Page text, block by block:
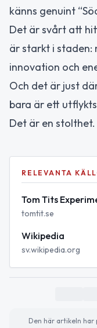
känns genuint
Det är svårt att
är starkt i staden:
innovation och
Och det är just
bara är ett
Det är en stolthet.
RELEVANTA
Tom Tits
tomtit.se
Wikipedia
sv.wikipedia.org
Den här artikeln